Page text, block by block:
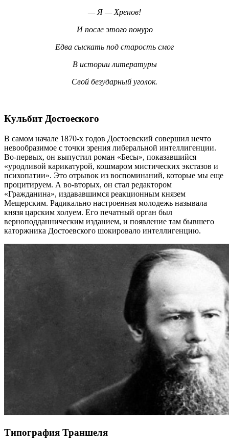
— Я — Хренов!
И после этого понуро
Едва сыскать под старость смог
В истории литературы
Свой безударный уголок.
Кульбит Достоеского
В самом начале 1870-х годов Достоевский совершил нечто
невообразимое с точки зрения либеральной интеллигенции.
Во-первых, он выпустил роман «Бесы», показавшийся
«уродливой карикатурой, кошмаром мистических экстазов и
психопатии». Это отрывок из воспоминаний, которые мы еще
процитируем. А во-вторых, он стал редактором
«Гражданина», издававшимся реакционным князем
Мещерским. Радикально настроенная молодежь называла
князя царским холуем. Его печатный орган был
верноподданническим изданием, и появление там бывшего
каторжника Достоевского шокировало интеллигенцию.
Типография Траншеля